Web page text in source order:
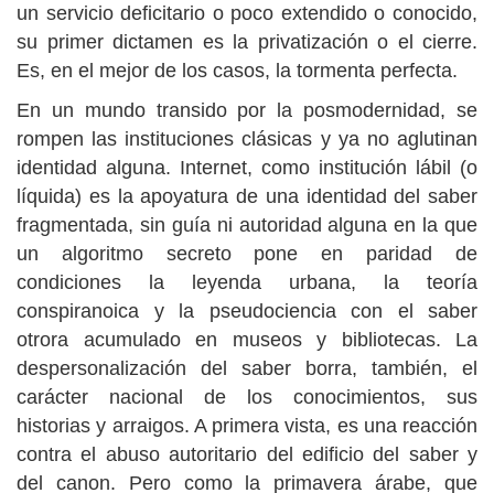
un servicio deficitario o poco extendido o conocido,
su primer dictamen es la privatización o el cierre.
Es, en el mejor de los casos, la tormenta perfecta.
En un mundo transido por la posmodernidad, se
rompen las instituciones clásicas y ya no aglutinan
identidad alguna. Internet, como institución lábil (o
líquida) es la apoyatura de una identidad del saber
fragmentada, sin guía ni autoridad alguna en la que
un algoritmo secreto pone en paridad de
condiciones la leyenda urbana, la teoría
conspiranoica y la pseudociencia con el saber
otrora acumulado en museos y bibliotecas. La
despersonalización del saber borra, también, el
carácter nacional de los conocimientos, sus
historias y arraigos. A primera vista, es una reacción
contra el abuso autoritario del edificio del saber y
del canon. Pero como la primavera árabe, que